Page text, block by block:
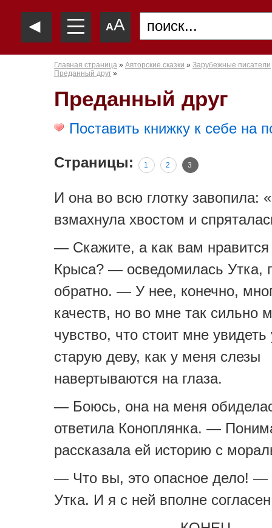
◄ —
—
— AA
Главная страница » Авторские сказки » Зарубежные писатели
Преданный друг »
Преданный друг
Поставить книжку к себе на
Страницы: 1 2 3
И она во всю глотку завопила:
взмахнула хвостом и
— Скажите, а как вам нравится
Крыса? — осведомилась Утка,
обратно. — У нее, конечно,
качеств, но во мне так сильно
чувство, что стоит мне
старую деву, как у меня слезы
навертываются на глаза.
— Боюсь, она на меня
ответила Коноплянка. —
рассказала ей историю с
— Что вы, это опасное дело! —
Утка. И я с ней вполне